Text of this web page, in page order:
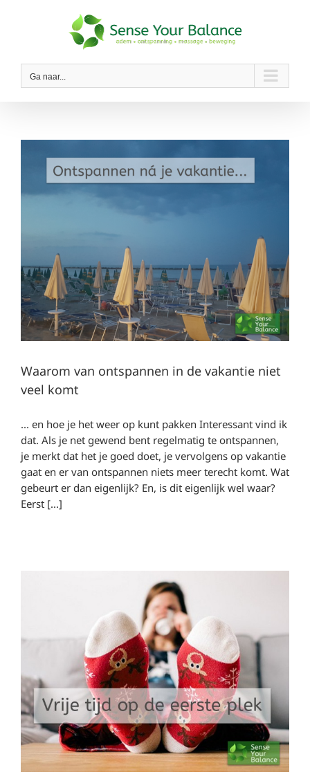
Ga naar...
Waarom van ontspannen in de vakantie niet
veel komt
... en hoe je het weer op kunt pakken Interessant vind ik
dat. Als je net gewend bent regelmatig te ontspannen,
je merkt dat het je goed doet, je vervolgens op vakantie
gaat en er van ontspannen niets meer terecht komt. Wat
gebeurt er dan eigenlijk? En, is dit eigenlijk wel waar?
Eerst [...]